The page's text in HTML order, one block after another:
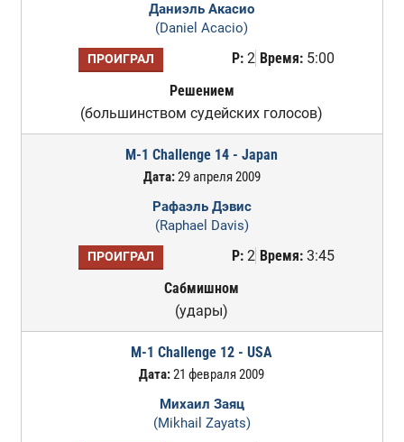
Даниэль Акасио
(Daniel Acacio)
ПРОИГРАЛ Р:2 Время:5:00
Решением
(большинством судейских голосов)
M-1 Challenge 14 - Japan
Дата:29 апреля 2009
Рафаэль Дэвис
(Raphael Davis)
ПРОИГРАЛ Р:2 Время:3:45
Сабмишном
(удары)
M-1 Challenge 12 - USA
Дата:21 февраля 2009
Михаил Заяц
(Mikhail Zayats)